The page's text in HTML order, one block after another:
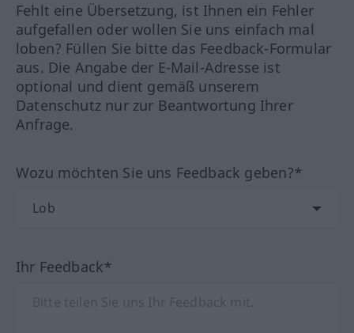
Fehlt eine Übersetzung, ist Ihnen ein Fehler
aufgefallen oder wollen Sie uns einfach mal
loben? Füllen Sie bitte das Feedback-Formular
aus. Die Angabe der E-Mail-Adresse ist
optional und dient gemäß unserem
Datenschutz nur zur Beantwortung Ihrer
Anfrage.
Wozu möchten Sie uns Feedback geben?*
Ihr Feedback*